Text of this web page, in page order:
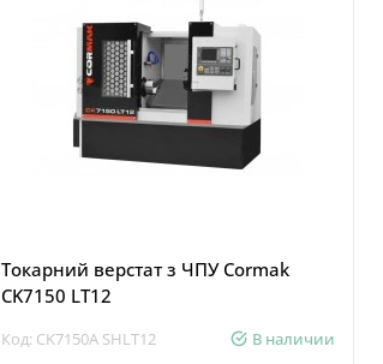
Токарний верстат з ЧПУ Cormak
CK7150 LT12
Код: CK7150A SHLT12 В наличии